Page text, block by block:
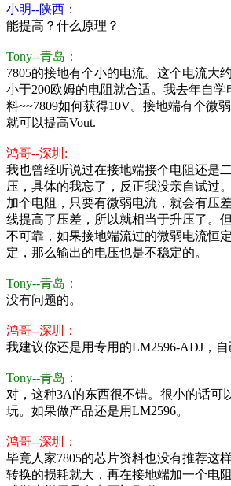
小明--陕西：
能提高？什么原理？
Tony--青岛：
7805的接地有个小的电流。这个电流大
小于200欧姆的电阻就合适。我去年自
料~~7809如何获得10V。接地端有个微
就可以提高Vout.
鸿哥--深圳:
我也曾经听说过在接地端接个电阻还是
压，具体的我忘了，反正我没亲自试过。
加个电阻，只要有微弱电流，就会有压
线提高了压差，所以就相当于升压了。
不可靠，如果接地端流过的微弱电流恒
定，那么输出的电压也是不稳定的。
Tony--青岛：
没有问题的。
鸿哥--深圳：
我建议你还是用专用的LM2596-ADJ，自
Tony--青岛：
对，这种3A的东西很不错。很小的话可
玩。如果做产品还是用LM2596。
鸿哥--深圳：
毕竟人家7805的芯片资料也没有推荐这
转换的损耗就大，再在接地端加一个电